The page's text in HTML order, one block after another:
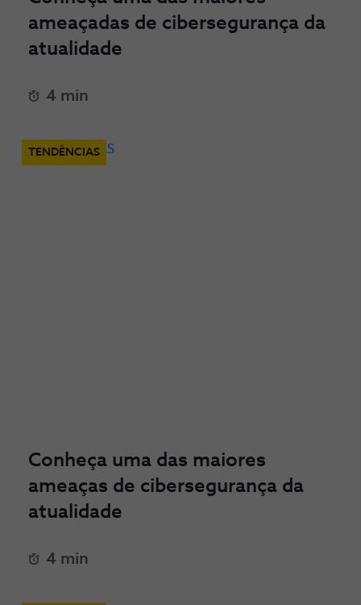
ameaçadas de cibersegurança da
atualidade
4 min
TENDÊNCIAS
Conheça uma das maiores
ameaças de cibersegurança da
atualidade
4 min